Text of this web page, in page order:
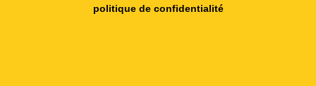
politique de confidentialité